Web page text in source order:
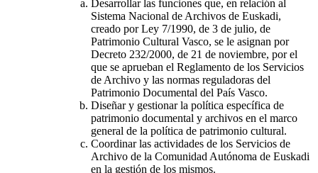
Desarrollar las funciones que, en relación al
Sistema Nacional de Archivos de Euskadi,
creado por Ley 7/1990, de 3 de julio, de
Patrimonio Cultural Vasco, se le asignan por
Decreto 232/2000, de 21 de noviembre, por el
que se aprueban el Reglamento de los Servicios
de Archivo y las normas reguladoras del
Patrimonio Documental del País Vasco.
Diseñar y gestionar la política específica de
patrimonio documental y archivos en el marco
general de la política de patrimonio cultural.
Coordinar las actividades de los Servicios de
Archivo de la Comunidad Autónoma de Euskadi
en la gestión de los mismos.